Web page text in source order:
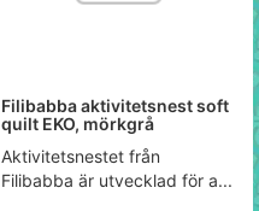
Filibabba aktivitetsnest soft
quilt EKO, mörkgrå
Aktivitetsnestet från
Filibabba är utvecklad för a...